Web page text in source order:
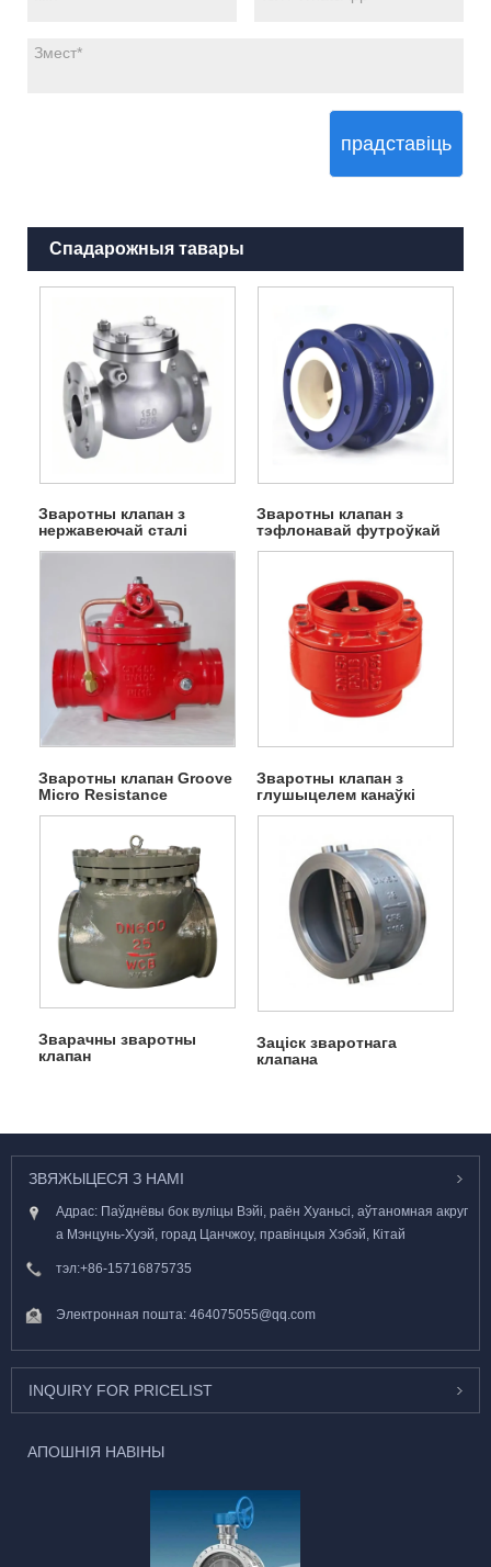
прадставіць
Спадарожныя тавары
Зваротны клапан з
нержавеючай сталі
Зваротны клапан з
тэфлонавай футроўкай
Зваротны клапан Groove
Micro Resistance
Зваротны клапан з
глушыцелем канаўкі
Зварачны зваротны
клапан
Заціск зваротнага
клапана
ЗВЯЖЫЦЕСЯ З НАМІ
Адрас: Паўднёвы бок вуліцы Вэйі, раён Хуаньсі, аўтаномная акруг
а Мэнцунь-Хуэй, горад Цанчжоу, правінцыя Хэбэй, Кітай
тэл:+86-15716875735
Электронная пошта: 464075055@qq.com
INQUIRY FOR PRICELIST
АПОШНІЯ НАВІНЫ